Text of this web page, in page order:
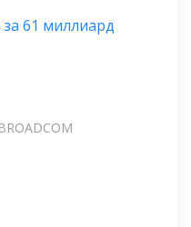
61 миллиард
BROADCOM